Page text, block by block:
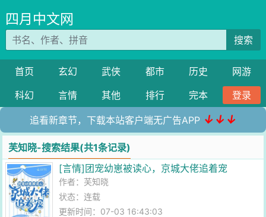
四月中文网
搜索
首页 玄幻 武侠 都市 历史
网游
科幻
言情 其他 排行 完本 登录
追看新章节，下载本站客户端无广告APP ↓↓↓
芙知晓-搜索结果(共1条记录)
[言情]团宠幼崽被读心，京城大佬追着宠
作者： 芙知晓
状态：连载
更新时间：07-03 16:43:03